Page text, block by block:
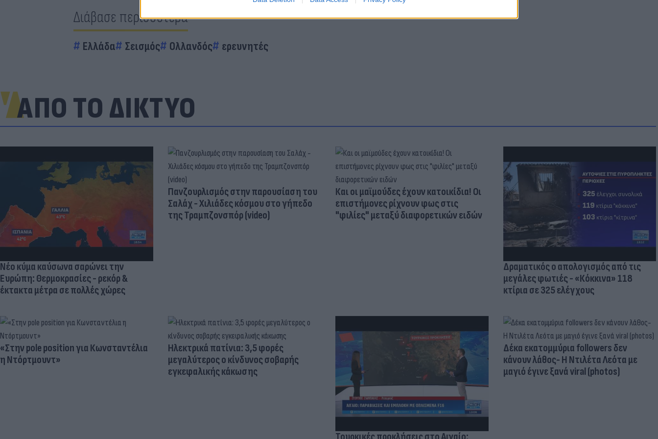
Διάβασε περισσότερα
Ελλάδα Σεισμός Ολλανδός ερευνητές
ΑΠΟ ΤΟ ΔΙΚΤΥΟ
Νέο κύμα καύσωνα σαρώνει την
Ευρώπη: Θερμοκρασίες - ρεκόρ &
έκτακτα μέτρα σε πολλές χώρες
Πανζουρλισμός στην παρουσίαση του
Σαλάχ - Χιλιάδες κόσμου στο γήπεδο
της Τραμπζονσπόρ (video)
Και οι μαϊμούδες έχουν κατοικίδια! Οι
επιστήμονες ρίχνουν φως στις
"φιλίες" μεταξύ διαφορετικών ειδών
Δραματικός ο απολογισμός από τις
μεγάλες φωτιές - «Κόκκινα» 118
κτίρια σε 325 ελέγχους
«Στην pole position για Κωνσταντέλια
η Ντόρτμουντ»
Ηλεκτρικά πατίνια: 3,5 φορές
μεγαλύτερος ο κίνδυνος σοβαρής
εγκεφαλικής κάκωσης
Δέκα εκατομμύρια followers δεν
κάνουν λάθος- Η Ντιλέτα Λεότα με
μαγιό έγινε ξανά viral (photos)